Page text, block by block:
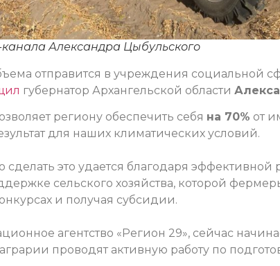
Александра Цыбульского
отправится в учреждения социальной
губернатор Архангельской области
региону обеспечить себя на 70% от
для наших климатических условий.
сделать это удается благодаря эффективной
сельского хозяйства, которой
и получая субсидии.
агентство «Регион 29», сейчас
проводят активную работу по